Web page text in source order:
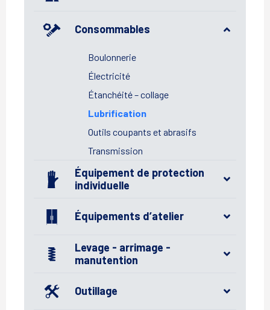
Consommables
Boulonnerie
Électricité
Étanchéité – collage
Lubrification
Outils coupants et abrasifs
Transmission
Équipement de protection
individuelle
Équipements d’atelier
Levage - arrimage -
manutention
Outillage